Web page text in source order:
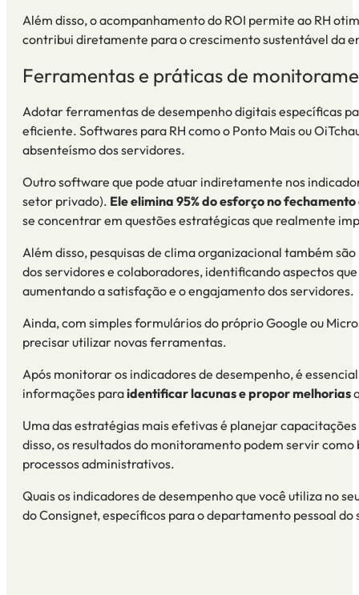
Além disso, o acompanhamento do ROI permite ao RH
contribui diretamente para o crescimento sustentável da
Ferramentas e práticas de
Adotarferramentas de desempenhodigitais específicas
eficiente. Softwares para RH como o Ponto Maisou
absenteísmo dos servidores.
Outro software que pode atuar indiretamente nos
setor privado). Ele elimina 95% do esforço no
se concentrar em questões estratégicas que realmente
Além disso, pesquisas de clima organizacional também
dos servidores e colaboradores, identificando aspectos
aumentando a satisfação e o engajamento dos servidores.
Ainda, com simples formulários do próprioGoogle ou
precisar utilizar novas ferramentas.
Após monitorar os indicadores de desempenho, é
informações paraidentificar lacunas e propor melhorias
Uma das estratégias mais efetivas é planejar
disso, os resultados do monitoramento podem servir
processos administrativos.
Quais os indicadores de desempenhoque você utiliza no
do Consignet, específicos para o departamento pessoal do